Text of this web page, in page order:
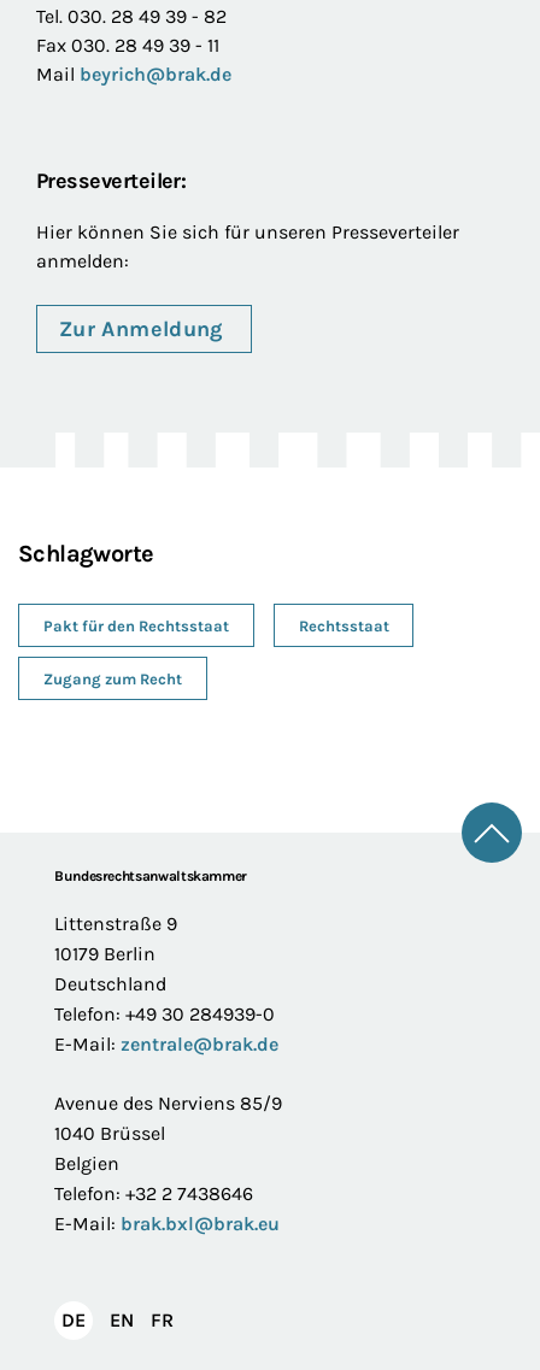
Tel. 030. 28 49 39 - 82
Fax 030. 28 49 39 - 11
Mail beyrich@brak.de
Presseverteiler:
Hier können Sie sich für unseren Presseverteiler
anmelden:
Zur Anmeldung
Schlagworte
Pakt für den Rechtsstaat Rechtsstaat
Zugang zum Recht
FooterBundesrechtsanwaltskammer
Littenstraße 9
10179 Berlin
Deutschland
Telefon: +49 30 284939-0
E-Mail: zentrale@brak.de
Avenue des Nerviens 85/9
1040 Brüssel
Belgien
Telefon: +32 2 7438646
E-Mail: brak.bxl@brak.eu
DEDeutsch
EN English
FR